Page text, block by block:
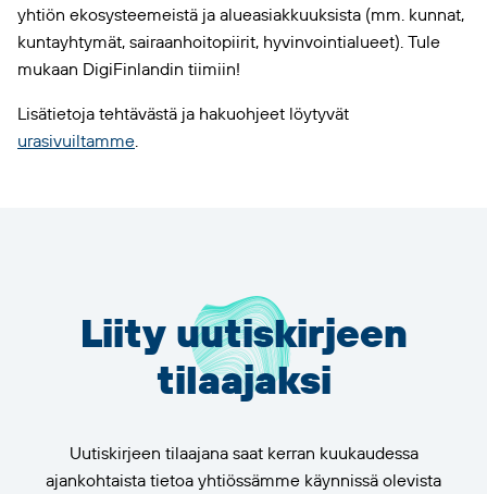
yhtiön ekosysteemeistä ja alueasiakkuuksista (mm. kunnat,
kuntayhtymät, sairaanhoitopiirit, hyvinvointialueet). Tule
mukaan DigiFinlandin tiimiin!
Lisätietoja tehtävästä ja hakuohjeet löytyvät
urasivuiltamme.
Liity uutiskirjeen
tilaajaksi
Uutiskirjeen tilaajana saat kerran kuukaudessa
ajankohtaista tietoa yhtiössämme käynnissä olevista